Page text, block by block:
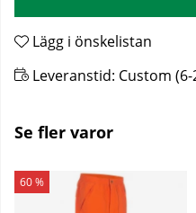
Lägg i önskelistan
Leveranstid: Custom
Se fler varor
60 %